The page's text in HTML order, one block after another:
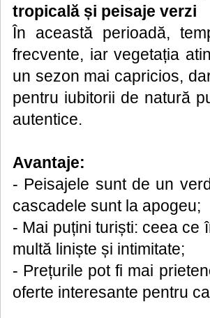
tropicală și peisaje verzi
În această perioadă,
frecvente, iar vegetația
un sezon mai capricios,
pentru iubitorii de natură
autentice.
Avantaje:
- Peisajele sunt de un
cascadele sunt la apogeu;
- Mai puțini turiști: ceea ce
multă liniște și intimitate;
- Prețurile pot fi mai
oferte interesante pentru